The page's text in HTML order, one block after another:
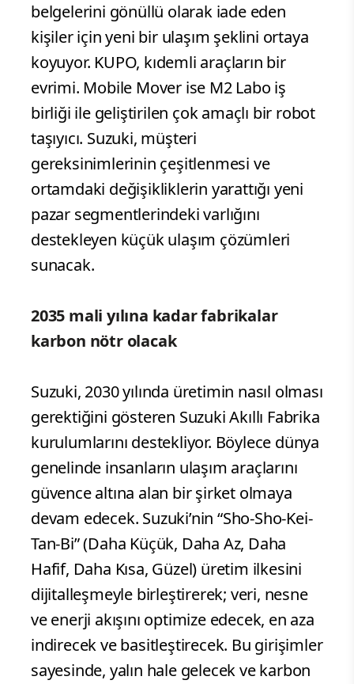
belgelerini gönüllü olarak iade eden
kişiler için yeni bir ulaşım şeklini ortaya
koyuyor. KUPO, kıdemli araçların bir
evrimi. Mobile Mover ise M2 Labo iş
birliği ile geliştirilen çok amaçlı bir robot
taşıyıcı. Suzuki, müşteri
gereksinimlerinin çeşitlenmesi ve
ortamdaki değişikliklerin yarattığı yeni
pazar segmentlerindeki varlığını
destekleyen küçük ulaşım çözümleri
sunacak.
2035 mali yılına kadar fabrikalar
karbon nötr olacak
Suzuki, 2030 yılında üretimin nasıl olması
gerektiğini gösteren Suzuki Akıllı Fabrika
kurulumlarını destekliyor. Böylece dünya
genelinde insanların ulaşım araçlarını
güvence altına alan bir şirket olmaya
devam edecek. Suzuki’nin “Sho-Sho-Kei-
Tan-Bi” (Daha Küçük, Daha Az, Daha
Hafif, Daha Kısa, Güzel) üretim ilkesini
dijitalleşmeyle birleştirerek; veri, nesne
ve enerji akışını optimize edecek, en aza
indirecek ve basitleştirecek. Bu girişimler
sayesinde, yalın hale gelecek ve karbon